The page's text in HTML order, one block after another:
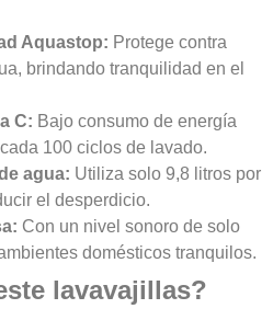
Aquastop: Protege contra
brindando tranquilidad en el
C: Bajo consumo de energía
100 ciclos de lavado.
agua: Utiliza solo 9,8 litros por
el desperdicio.
Con un nivel sonoro de solo
domésticos tranquilos.
lavavajillas?